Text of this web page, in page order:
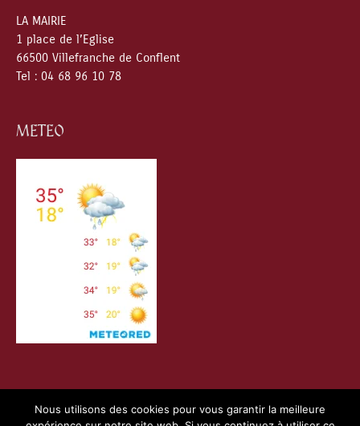
LA MAIRIE
1 place de l’Eglise
66500 Villefranche de Conflent
Tel : 04 68 96 10 78
METEO
Nous utilisons des cookies pour vous garantir la meilleure